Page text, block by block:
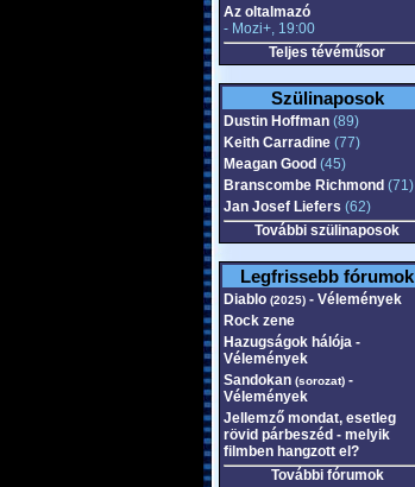
Az oltalmazó
- Mozi+, 19:00
Teljes tévéműsor
Szülinaposok
Dustin Hoffman(89)
Keith Carradine(77)
Meagan Good (45)
Branscombe Richmond (71)
Jan Josef Liefers (62)
További szülinaposok
Legfrissebb fórumok
Diablo (2025)- Vélemények
Rock zene
Hazugságok hálója -
Vélemények
Sandokan (sorozat)-
Vélemények
Jellemző mondat, esetleg
rövid párbeszéd - melyik
filmben hangzott el?
További fórumok